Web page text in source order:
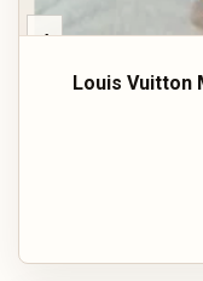
‹
Louis Vuitton